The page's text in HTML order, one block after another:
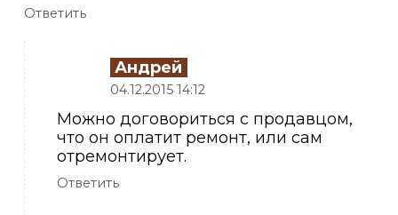
Ответить
Андрей
04.12.2015 14:12
Можно договориться с продавцом,
что он оплатит ремонт, или сам
отремонтирует.
Ответить